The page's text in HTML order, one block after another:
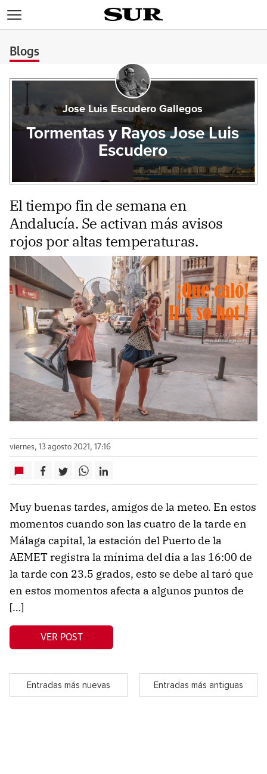
Blogs
Jose Luis Escudero Gallegos
Tormentas y Rayos Jose Luis
Escudero
El tiempo fin de semana en
Andalucía. Se activan más avisos
rojos por altas temperaturas.
viernes, 13 agosto 2021, 17:16
Muy buenas tardes, amigos de la meteo. En estos
momentos cuando son las cuatro de la tarde en
Málaga capital, la estación del Puerto de la
AEMET registra la mínima del dia a las 16:00 de
la tarde con 23.5 grados, esto se debe al taró que
en estos momentos afecta a algunos puntos de
[…]
VER POST
Entradas más nuevas Entradas más antiguas